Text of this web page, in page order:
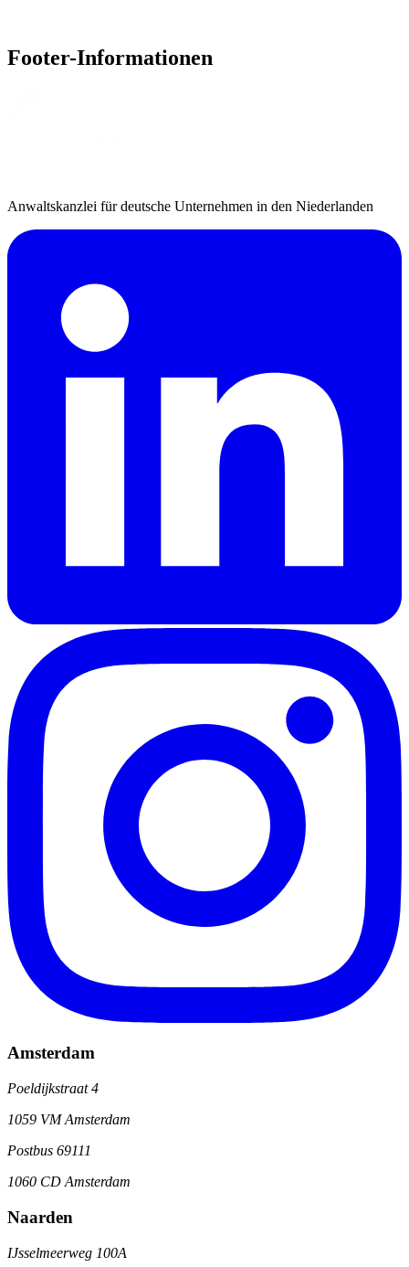
Footer-Informationen
Anwaltskanzlei für deutsche Unternehmen in den Niederlanden
Amsterdam
Poeldijkstraat 4
1059 VM Amsterdam
Postbus 69111
1060 CD Amsterdam
Naarden
IJsselmeerweg 100A